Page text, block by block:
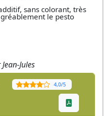
sans colorant, très
le pesto
Jules
4,0/5